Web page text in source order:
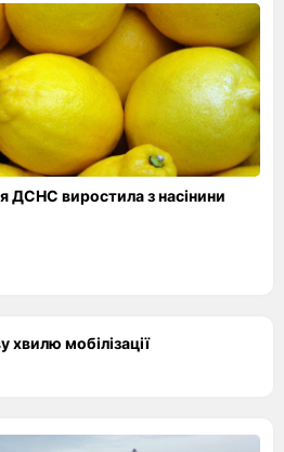
ДСНС виростила з насінини
хвилю мобілізації